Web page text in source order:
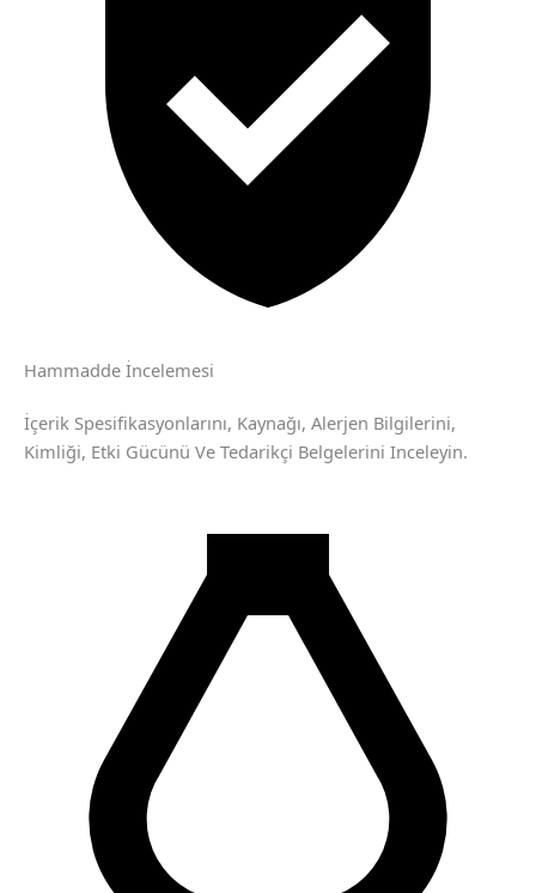
Hammadde İncelemesi
İçerik Spesifikasyonlarını, Kaynağı, Alerjen Bilgilerini,
Kimliği, Etki Gücünü Ve Tedarikçi Belgelerini Inceleyin.